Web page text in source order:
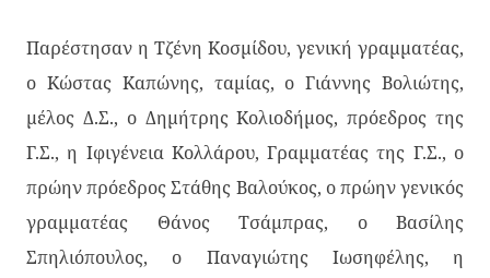
Παρέστησαν η Τζένη Κοσμίδου, γενική γραμματέας,
ο Κώστας Καπώνης, ταμίας, ο Γιάννης Βολιώτης,
μέλος Δ.Σ., ο Δημήτρης Κολιοδήμος, πρόεδρος της
Γ.Σ., η Ιφιγένεια Κολλάρου, Γραμματέας της Γ.Σ., ο
πρώην πρόεδρος Στάθης Βαλούκος, ο πρώην γενικός
γραμματέας Θάνος Τσάμπρας, ο Βασίλης
Σπηλιόπουλος, ο Παναγιώτης Ιωσηφέλης, η